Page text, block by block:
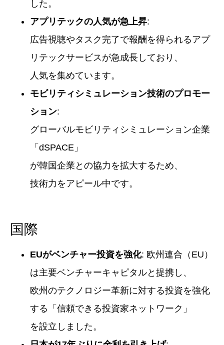
した。
アプリテックの人気が急上昇:
広告視聴やタスク完了で報酬を得られるアプ
リテックサービスが急成長しており、
人気を集めています。
モビリティシミュレーション技術のプロモー
ション:
グローバルモビリティシミュレーション企業
「dSPACE」
が韓国企業との協力を拡大するため、
技術力をアピール中です。
国際
EUがベンチャー投資を強化: 欧州連合（EU）
は主要ベンチャーキャピタルと提携し、
欧州のテクノロジー革新に対する投資を強化
する「信頼できる投資家ネットワーク」
を設立しました。